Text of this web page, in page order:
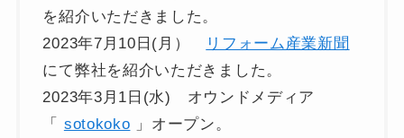
を紹介いただきました。
2023年7月10日(月）
リフォーム産業新聞
にて弊社を紹介いただきました。
2023年3月1日(水) オウンドメディア
「 sotokoko 」オープン。